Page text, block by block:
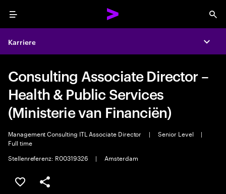
Menu
Karriere
Consulting Associate Director –
Health & Public Services
(Ministerie van Financiën)
Management Consulting ITL Associate Director | Senior Level
|
Full time
Stellenreferenz: R00319326
| Amsterdam
JOB SPEICHERN
Teilen